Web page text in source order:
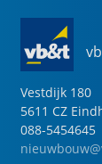
Vestdijk 180
5611 CZ
088-5454645